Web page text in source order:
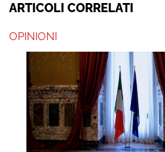
ARTICOLI CORRELATI
OPINIONI